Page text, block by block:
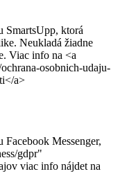
SmartsUpp, ktorá
Neukladá žiadne
Viac info na <a
osobnich-udaju-
a>
Messenger,
gdpr"
viac info nájdet na